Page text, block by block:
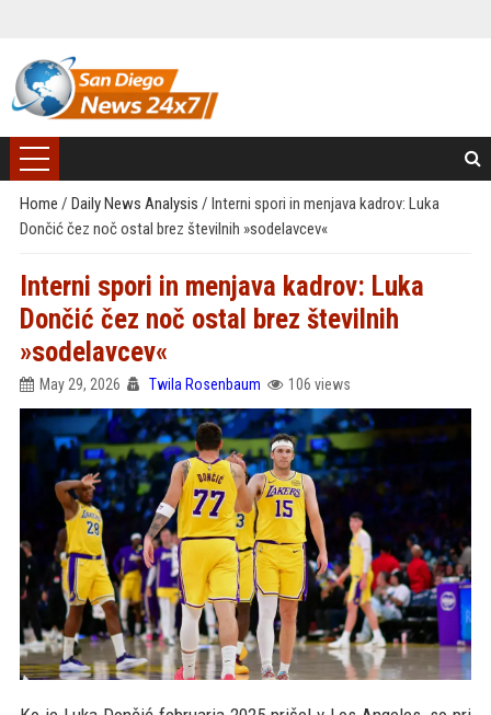
Home / Daily News Analysis / Interni spori in menjava kadrov: Luka
Dončić čez noč ostal brez številnih »sodelavcev«
Interni spori in menjava kadrov: Luka
Dončić čez noč ostal brez številnih
»sodelavcev«
May 29, 2026 Twila Rosenbaum 106 views